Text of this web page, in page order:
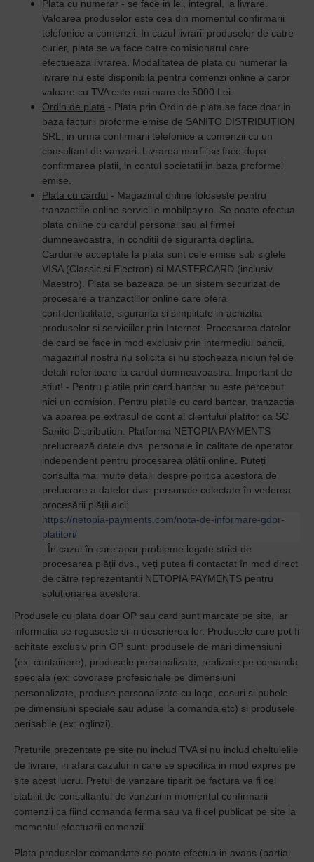
Plata cu numerar - se face in lei, integral, la livrare.
Valoarea produselor este cea din momentul confirmarii
telefonice a comenzii. In cazul livrarii produselor de catre
curier, plata se va face catre comisionarul care
efectueaza livrarea. Modalitatea de plata cu numerar la
livrare nu este disponibila pentru comenzi online a caror
valoare cu TVA este mai mare de 5000 Lei.
Ordin de plata - Plata prin Ordin de plata se face doar in
baza facturii proforme emise de SANITO DISTRIBUTION
SRL, in urma confirmarii telefonice a comenzii cu un
consultant de vanzari. Livrarea marfii se face dupa
confirmarea platii, in contul societatii in baza proformei
emise.
Plata cu cardul - Magazinul online foloseste pentru
tranzactiile online serviciile mobilpay.ro. Se poate efectua
plata online cu cardul personal sau al firmei
dumneavoastra, in conditii de siguranta deplina.
Cardurile acceptate la plata sunt cele emise sub siglele
VISA (Classic si Electron) si MASTERCARD (inclusiv
Maestro). Plata se bazeaza pe un sistem securizat de
procesare a tranzactiilor online care ofera
confidentialitate, siguranta si simplitate in achizitia
produselor si serviciilor prin Internet. Procesarea datelor
de card se face in mod exclusiv prin intermediul bancii,
magazinul nostru nu solicita si nu stocheaza niciun fel de
detalii referitoare la cardul dumneavoastra. Important de
stiut! - Pentru platile prin card bancar nu este perceput
nici un comision. Pentru platile cu card bancar, tranzactia
va aparea pe extrasul de cont al clientului platitor ca SC
Sanito Distribution. Platforma NETOPIA PAYMENTS
prelucrează datele dvs. personale în calitate de operator
independent pentru procesarea plății online. Puteți
consulta mai multe detalii despre politica acestora de
prelucrare a datelor dvs. personale colectate în vederea
procesării plății aici:
https://netopia-payments.com/nota-de-informare-gdpr-
platitori/
. În cazul în care apar probleme legate strict de
procesarea plății dvs., veți putea fi contactat în mod direct
de către reprezentanții NETOPIA PAYMENTS pentru
soluționarea acestora.
Produsele cu plata doar OP sau card sunt marcate pe site, iar
informatia se regaseste si in descrierea lor. Produsele care pot fi
achitate exclusiv prin OP sunt: produsele de mari dimensiuni
(ex: containere), produsele personalizate, realizate pe comanda
speciala (ex: covorase profesionale pe dimensiuni
personalizate, produse personalizate cu logo, cosuri si pubele
pe dimensiuni speciale sau aduse la comanda etc) si produsele
perisabile (ex: oglinzi).
Preturile prezentate pe site nu includ TVA si nu includ cheltuielile
de livrare, in afara cazului in care se specifica in mod expres pe
site acest lucru. Pretul de vanzare tiparit pe factura va fi cel
stabilit de consultantul de vanzari in momentul confirmarii
comenzii ca fiind comanda ferma sau va fi cel publicat pe site la
momentul efectuarii comenzii.
Plata produselor comandate se poate efectua in avans (partial